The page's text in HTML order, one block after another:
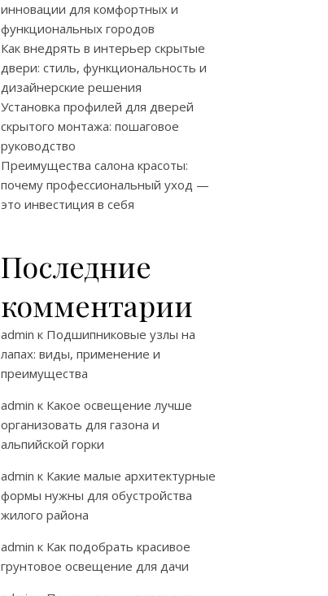
инновации для комфортных и
функциональных городов
Как внедрять в интерьер скрытые
двери: стиль, функциональность и
дизайнерские решения
Установка профилей для дверей
скрытого монтажа: пошаговое
руководство
Преимущества салона красоты:
почему профессиональный уход —
это инвестиция в себя
Последние
комментарии
admin к Подшипниковые узлы на
лапах: виды, применение и
преимущества
admin к Какое освещение лучше
организовать для газона и
альпийской горки
admin к Какие малые архитектурные
формы нужны для обустройства
жилого района
admin к Как подобрать красивое
грунтовое освещение для дачи